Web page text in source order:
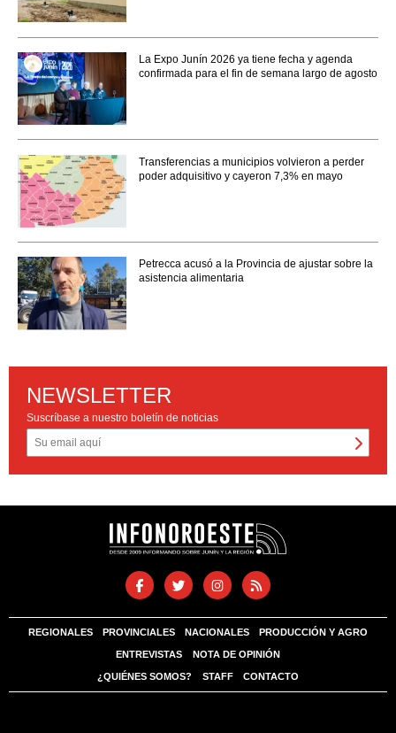
La Expo Junín 2026 ya tiene fecha y agenda
confirmada para el fin de semana largo de agosto
Transferencias a municipios volvieron a perder
poder adquisitivo y cayeron 7,3% en mayo
Petrecca acusó a la Provincia de ajustar sobre la
asistencia alimentaria
NEWSLETTER
Suscríbase a nuestro boletín de noticias
REGIONALES PROVINCIALES NACIONALES PRODUCCIÓN Y AGRO
ENTREVISTAS NOTA DE OPINIÓN
¿QUIÉNES SOMOS? STAFF CONTACTO